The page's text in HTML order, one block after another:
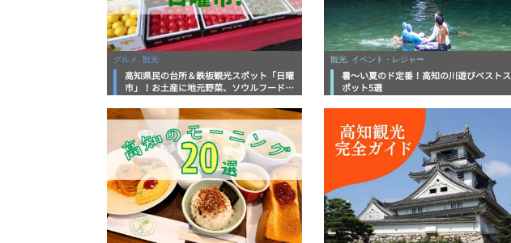
グルメ, 観光
高知県民の台所＆鉄板観光スポット「日曜
市」！お土産に地元野菜、ソウルフードま
底解説！
観光, イベント・レジャー
暑～い夏のド定番！高知の川遊びベストス
ポット5選